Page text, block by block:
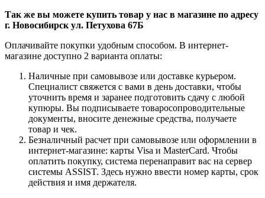
Так же вы можете купить товар у нас в магазине по адресу
г. Новосибирск ул. Петухова 67Б
Оплачивайте покупки удобным способом. В интернет-
магазине доступно 2 варианта оплаты:
Наличные при самовывозе или доставке курьером.
Специалист свяжется с вами в день доставки, чтобы
уточнить время и заранее подготовить сдачу с любой
купюры. Вы подписываете товаросопроводительные
документы, вносите денежные средства, получаете
товар и чек.
Безналичный расчет при самовывозе или оформлении в
интернет-магазине: карты Visa и MasterCard. Чтобы
оплатить покупку, система перенаправит вас на сервер
системы ASSIST. Здесь нужно ввести номер карты, срок
действия и имя держателя.